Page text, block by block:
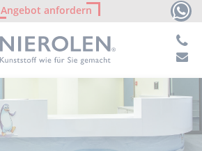
Angebot anfordern